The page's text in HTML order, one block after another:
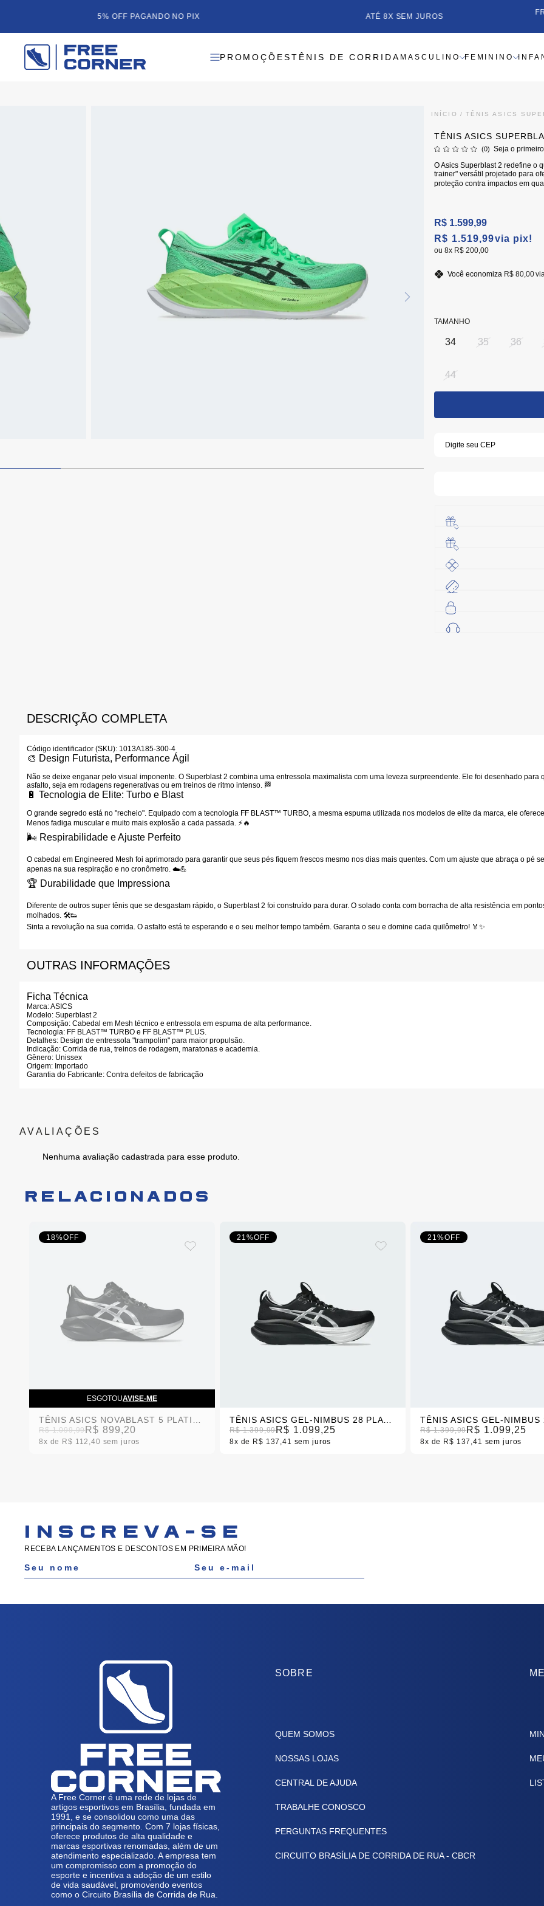
5% OFF PAGANDO NO PIX ATÉ 8X SEM JUROS
PROMOÇÕESTÊNIS DE CORRIDA MASCULINO FEMININO
INÍCIO TÊNIS ASICS
TÊNIS ASICS
(0)
Seja o
O Asics Superblast 2 redefine o
trainer" versátil projetado para
proteção contra impactos em
R$ 1.519,99via pix!
R$ 1.599,99
8x R$ 200,00
Você economiza R$ 80,00
TAMANHO
34 35 36
44
DESCRIÇÃO COMPLETA
Código identificador (SKU): 1013A185-300-4
🎨 Design Futurista, Performance Ágil
Não se deixe enganar pelo visual imponente. O Superblast 2 combina uma entressola maximalista com uma leveza surpreendente. Ele foi desenhado
asfalto, seja em rodagens regenerativas ou em treinos de ritmo intenso. 🏁
🔋 Tecnologia de Elite: Turbo e Blast
O grande segredo está no "recheio". Equipado com a tecnologia FF BLAST™ TURBO, a mesma espuma utilizada nos modelos de elite da marca, ele
Menos fadiga muscular e muito mais explosão a cada passada. ⚡🔥
🌬️ Respirabilidade e Ajuste Perfeito
O cabedal em Engineered Mesh foi aprimorado para garantir que seus pés fiquem frescos mesmo nos dias mais quentes. Com um ajuste que abraça o pé
apenas na sua respiração e no cronômetro. ☁️💪
🏆 Durabilidade que Impressiona
Diferente de outros super tênis que se desgastam rápido, o Superblast 2 foi construído para durar. O solado conta com borracha de alta resistência em
molhados. 🛠️👟
Sinta a revolução na sua corrida. O asfalto está te esperando e o seu melhor tempo também. Garanta o seu e domine cada quilômetro! 🏅✨
OUTRAS INFORMAÇÕES
Ficha Técnica
Marca:ASICS
Modelo: Superblast 2
Composição: Cabedal em Mesh técnico e entressola em espuma de alta performance.
Tecnologia: FF BLAST™ TURBO e FF BLAST™ PLUS.
Detalhes: Design de entressola "trampolim" para maior propulsão.
Indicação: Corrida de rua, treinos de rodagem, maratonas e academia.
Gênero: Unissex
Origem: Importado
Garantia do Fabricante: Contra defeitos de fabricação
Nenhuma avaliação cadastrada para esse produto.
RELACIONADOS
18%OFF
ESGOTOUAVISE-ME
R$ 1.099,99 R$ 899,20
8x R$ 112,40 sem juros
21%OFF
R$ 1.399,99R$ 1.099,25
8x R$ 137,41 sem juros
21%OFF
R$ 1.399,99R$ 1.099,25
8x R$ 137,41 sem juros
INSCREVA-SE
RECEBA LANÇAMENTOS E DESCONTOS EM PRIMEIRA MÃO!
A Free Corner é uma rede de lojas de
artigos esportivos em Brasília, fundada em
1991, e se consolidou como uma das
principais do segmento. Com 7 lojas físicas,
oferece produtos de alta qualidade e
marcas esportivas renomadas, além de um
atendimento especializado. A empresa tem
um compromisso com a promoção do
esporte e incentiva a adoção de um estilo
de vida saudável, promovendo eventos
como o Circuito Brasília de Corrida de Rua.
SOBRE
QUEM SOMOS
NOSSAS LOJAS
CENTRAL DE AJUDA
TRABALHE CONOSCO
PERGUNTAS FREQUENTES
CIRCUITO BRASÍLIA DE CORRIDA DE RUA - CBCR